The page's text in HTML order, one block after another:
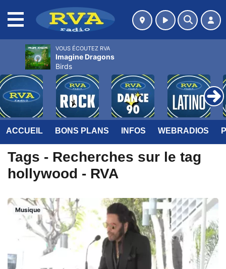
ACCUEIL BONS PLANS INFOS WEBRADIOS
Tags - Recherches sur le tag
hollywood - RVA
Musique
VOUS ÉCOUTEZ RVA
Imagine Dragons
Birds